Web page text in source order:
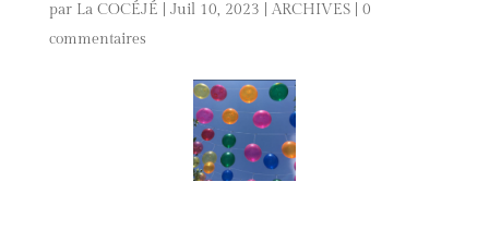
par La COCÉJÉ Juil 10, 2023 ARCHIVES| 0
commentaires